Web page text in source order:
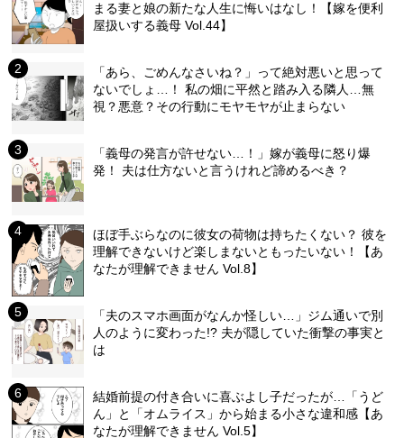
まる妻と娘の新たな人生に悔いはなし！【嫁を便利
屋扱いする義母 Vol.44】
「あら、ごめんなさいね？」って絶対悪いと思って
ないでしょ…！ 私の畑に平然と踏み入る隣人…無
視？悪意？その行動にモヤモヤが止まらない
「義母の発言が許せない…！」嫁が義母に怒り爆
発！ 夫は仕方ないと言うけれど諦めるべき？
ほぼ手ぶらなのに彼女の荷物は持ちたくない？ 彼を
理解できないけど楽しまないともったいない！【あ
なたが理解できません Vol.8】
「夫のスマホ画面がなんか怪しい…」ジム通いで別
人のように変わった!? 夫が隠していた衝撃の事実と
は
結婚前提の付き合いに喜ぶよし子だったが…「うど
ん」と「オムライス」から始まる小さな違和感【あ
なたが理解できません Vol.5】